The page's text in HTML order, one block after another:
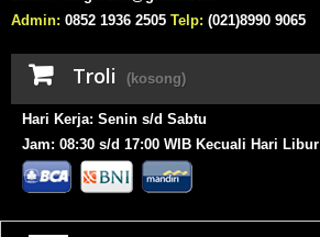
Admin: 0852 1936 2505 Telp: (021)8990 9065
Troli (kosong)
Hari Kerja: Senin s/d Sabtu
Jam: 08:30 s/d 17:00 WIB Kecuali Hari Libur